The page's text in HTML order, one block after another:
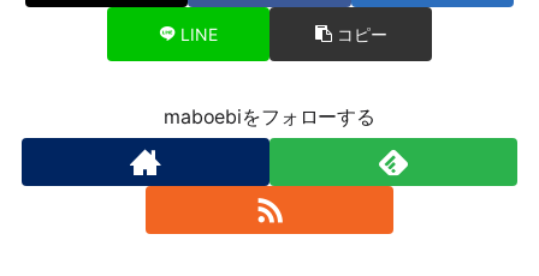
LINE コピー
maboebiをフォローする